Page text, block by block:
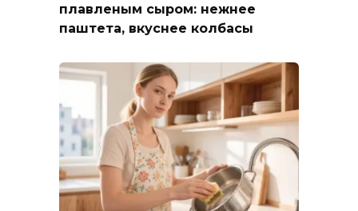
плавленым сыром: нежнее
паштета, вкуснее колбасы